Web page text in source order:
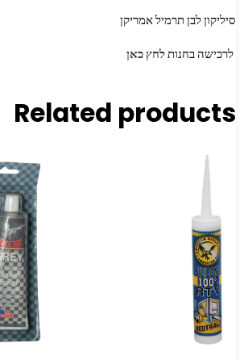
סיליקון לבן תרמיל אמריקן
לרכישה בחנותלחץ כאן
Related products